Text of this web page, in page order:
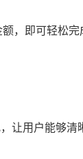
，即可轻松
用户能够清